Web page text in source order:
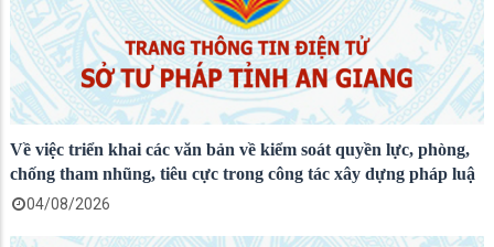
Về việc triển khai các văn bản về kiểm soát quyền lực, phòng,
chống tham nhũng, tiêu cực trong công tác xây dựng pháp luậ
04/08/2026